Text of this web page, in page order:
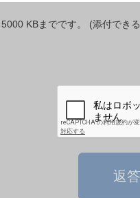
KBまでです。 (添付でき
返